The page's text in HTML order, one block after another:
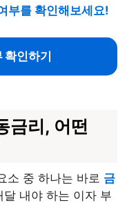
부를 확인해보세요!
확인하기
금리, 어떤
소 중 하나는 바로 금
내야 하는 이자 부